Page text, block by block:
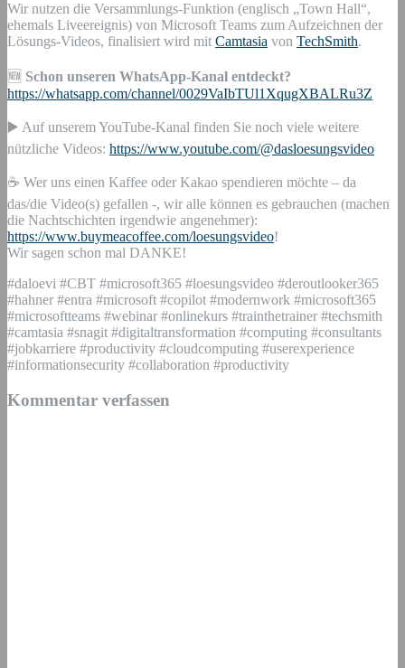
Wir nutzen die Versammlungs-Funktion (englisch „Town Hall“,
ehemals Liveereignis) von Microsoft Teams zum Aufzeichnen der
Lösungs-Videos, finalisiert wird mit Camtasia von TechSmith.
🆕 Schon unseren WhatsApp-Kanal entdeckt?
https://whatsapp.com/channel/0029VaIbTUl1XqugXBALRu3Z
▶️ Auf unserem YouTube-Kanal finden Sie noch viele weitere
nützliche Videos: https://www.youtube.com/@dasloesungsvideo
☕ Wer uns einen Kaffee oder Kakao spendieren möchte – da
das/die Video(s) gefallen -, wir alle können es gebrauchen (machen
die Nachtschichten irgendwie angenehmer):
https://www.buymeacoffee.com/loesungsvideo!
Wir sagen schon mal DANKE!
#daloevi #CBT #microsoft365 #loesungsvideo #deroutlooker365
#hahner #entra #microsoft #copilot #modernwork #microsoft365
#microsoftteams #webinar #onlinekurs #trainthetrainer #techsmith
#camtasia #snagit #digitaltransformation #computing #consultants
#jobkarriere #productivity #cloudcomputing #userexperience
#informationsecurity #collaboration #productivity
Kommentar verfassen